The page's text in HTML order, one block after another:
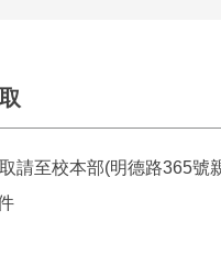
請至校本部(明德路365號